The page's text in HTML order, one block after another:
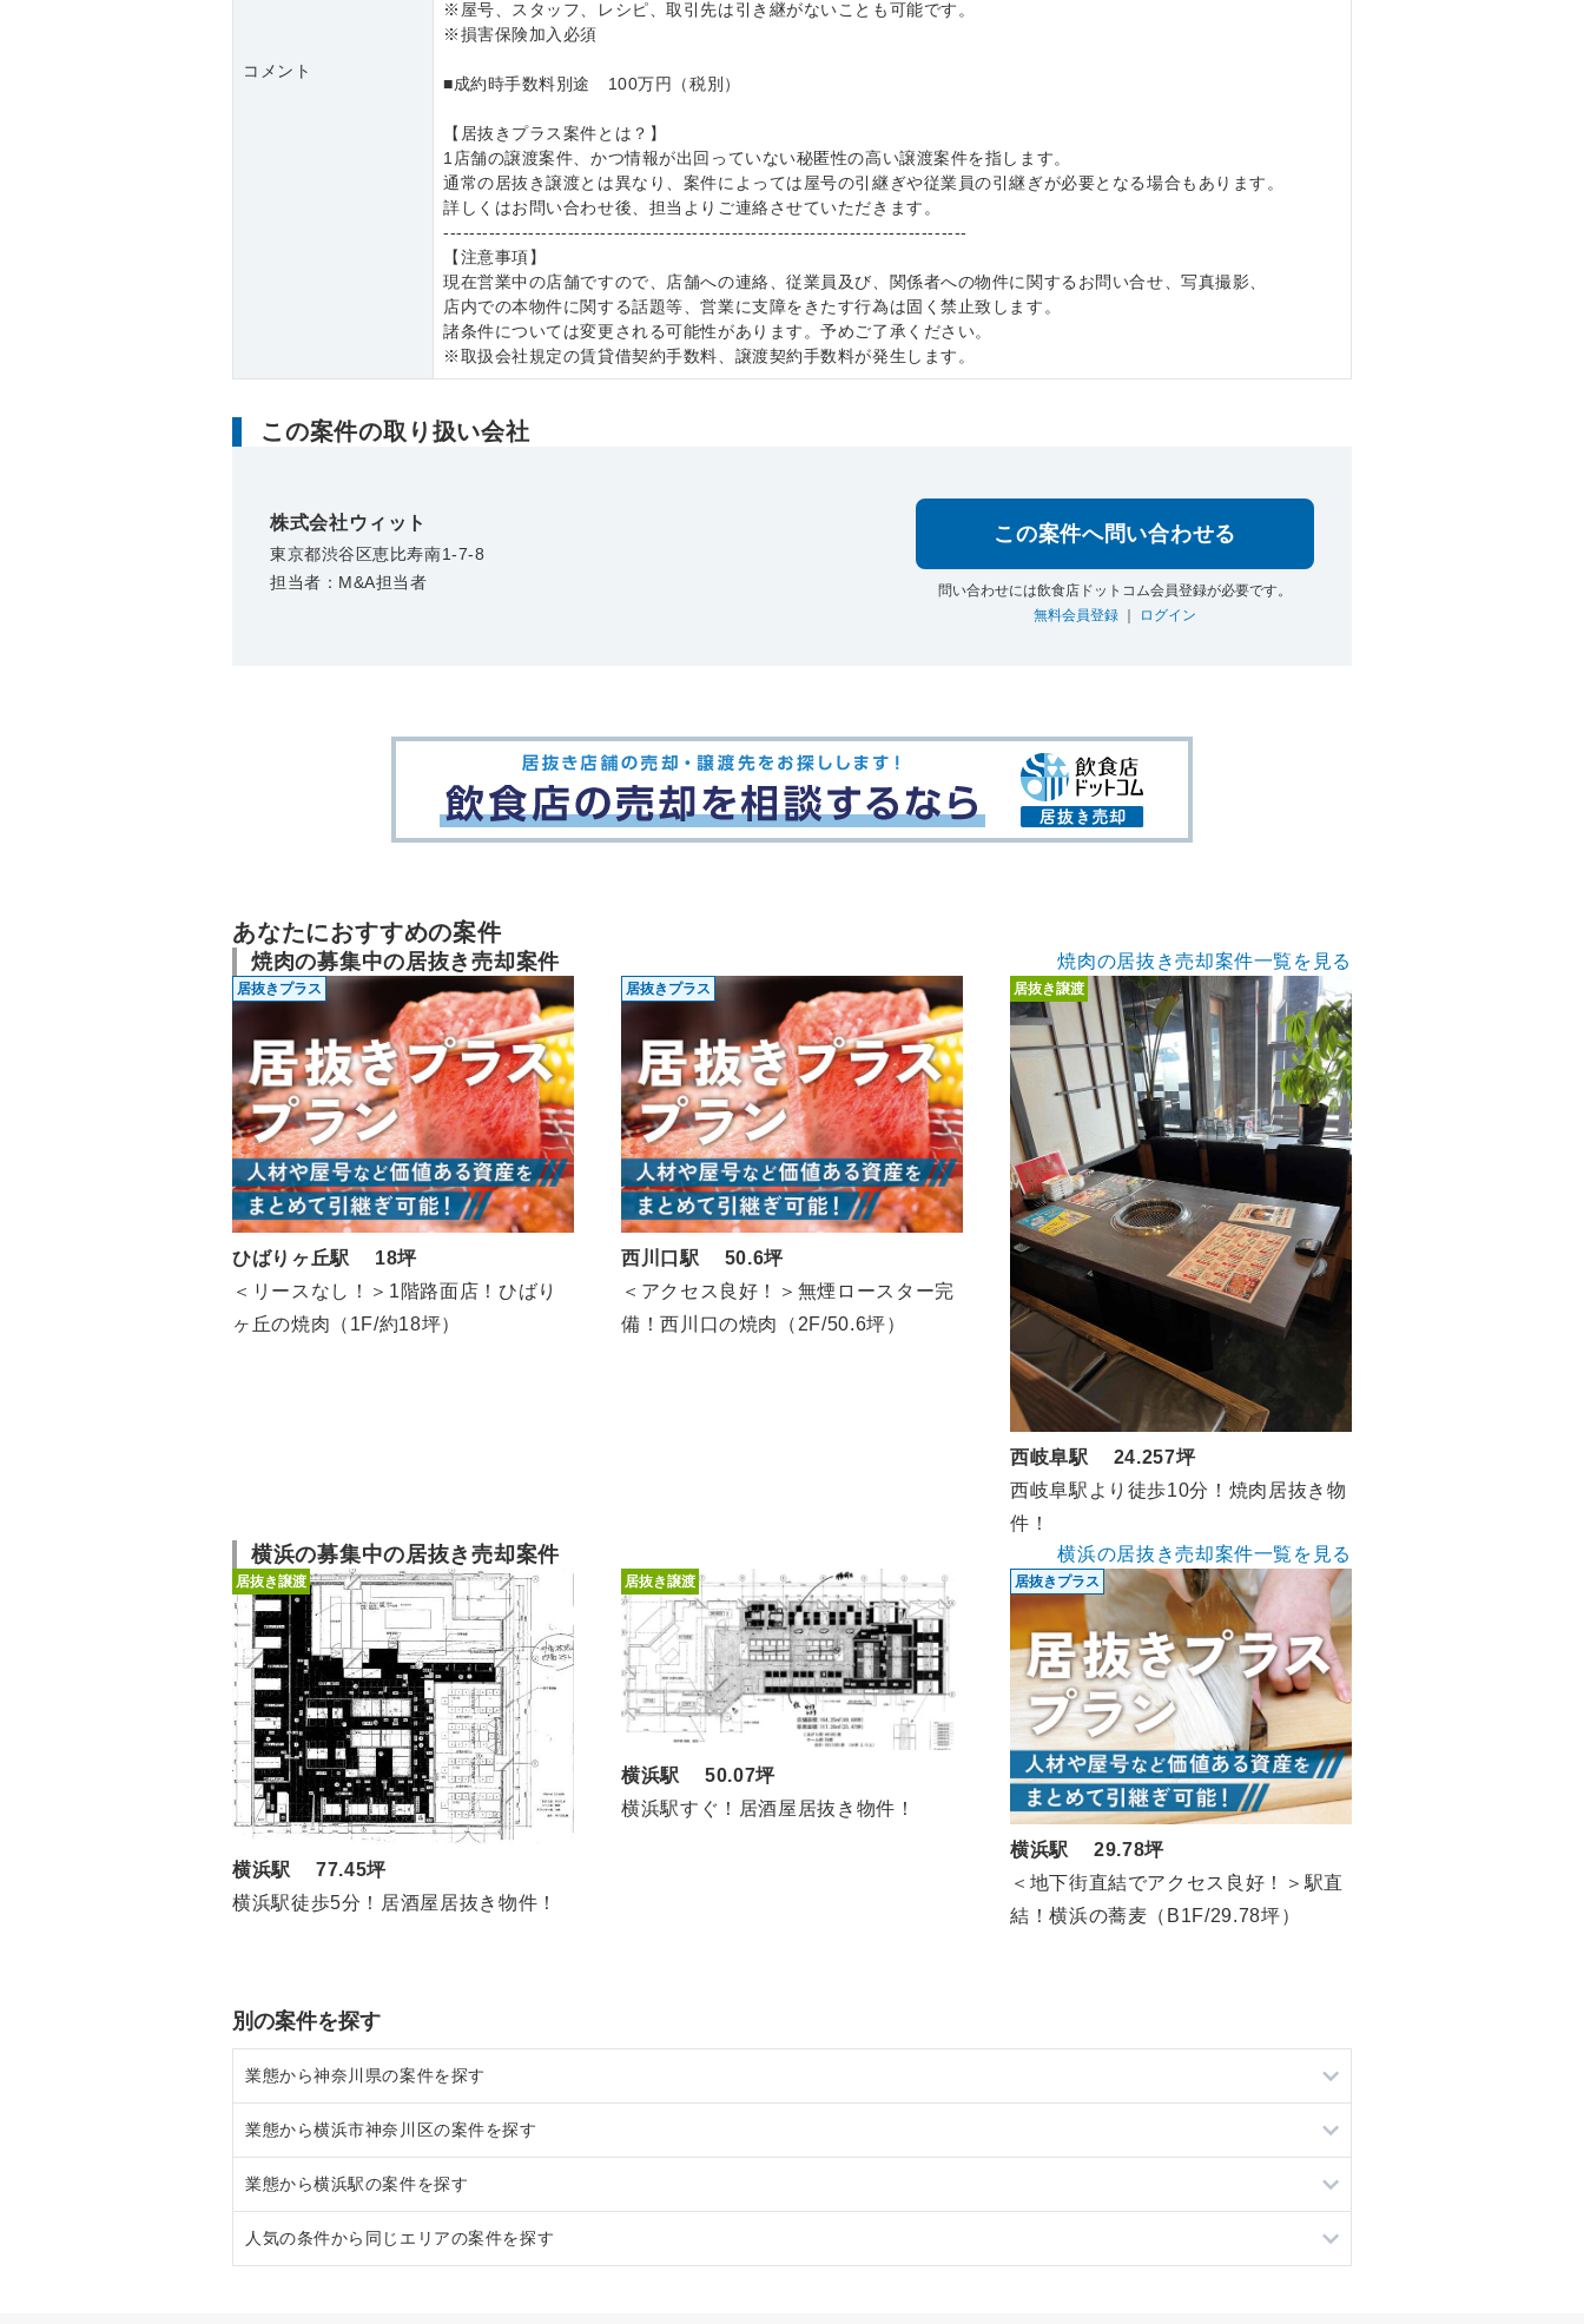
コメント
※屋号、スタッフ、レシピ、取引先は引き継がないことも可能です。
※損害保険加入必須
■成約時手数料別途 100万円（税別）
【居抜きプラス案件とは？】
1店舗の譲渡案件、かつ情報が出回っていない秘匿性の高い譲渡案件を指します。
通常の居抜き譲渡とは異なり、案件によっては屋号の引継ぎや従業員の引継ぎが必要となる場合もあります。
詳しくはお問い合わせ後、担当よりご連絡させていただきます。
--------------------------------------------------------------------------------
【注意事項】
現在営業中の店舗ですので、店舗への連絡、従業員及び、関係者への物件に関するお問い合せ、写真撮影、
店内での本物件に関する話題等、営業に支障をきたす行為は固く禁止致します。
諸条件については変更される可能性があります。予めご了承ください。
※取扱会社規定の賃貸借契約手数料、譲渡契約手数料が発生します。
この案件の取り扱い会社
株式会社ウィット
東京都渋谷区恵比寿南1-7-8
担当者：M&A担当者
この案件へ問い合わせる
問い合わせには飲食店ドットコム会員登録が必要です。
無料会員登録
ログイン
あなたにおすすめの案件
焼肉の募集中の居抜き売却案件 焼肉の居抜き売却案件一覧を見る
居抜きプラス
ひばりヶ丘駅 18坪
＜リースなし！＞1階路面店！ひばり
ヶ丘の焼肉（1F/約18坪）
居抜きプラス
西川口駅 50.6坪
＜アクセス良好！＞無煙ロースター完
備！西川口の焼肉（2F/50.6坪）
居抜き譲渡
西岐阜駅 24.257坪
西岐阜駅より徒歩10分！焼肉居抜き物
件！
横浜の募集中の居抜き売却案件 横浜の居抜き売却案件一覧を見る
居抜き譲渡
横浜駅 77.45坪
横浜駅徒歩5分！居酒屋居抜き物件！
居抜き譲渡
横浜駅 50.07坪
横浜駅すぐ！居酒屋居抜き物件！
居抜きプラス
横浜駅 29.78坪
＜地下街直結でアクセス良好！＞駅直
結！横浜の蕎麦（B1F/29.78坪）
別の案件を探す
業態から神奈川県の案件を探す
神奈川県のラーメンの居抜き売却物件の案件一覧
神奈川県のフランス料理の居抜き売却物件の案件一覧
神奈川県のイタリア料理の居抜き売却物件の案件一覧
業態から横浜市神奈川区の案件を探す
横浜市神奈川区のラーメンの居抜き売却物件の案件一覧
横浜市神奈川区のイタリア料理の居抜き売却物件の案件一覧
業態から横浜駅の案件を探す
横浜駅のイタリア料理の居抜き売却物件の案件一覧
人気の条件から同じエリアの案件を探す